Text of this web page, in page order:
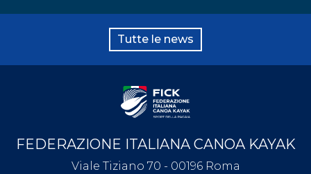
Tutte le news
FEDERAZIONE ITALIANA CANOA KAYAK
Viale Tiziano 70 - 00196 Roma